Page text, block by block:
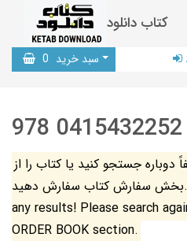
کتاب دانلود
سبد خرید 0
978 0415432252
جستجو کنید یا کتاب را از
بخش سفارش کتاب سفارش دهید. The search did not yield
any results! Please search
ORDER BOOK section.